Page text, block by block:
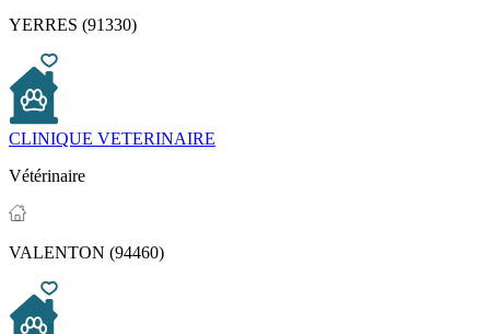
YERRES (91330)
CLINIQUE VETERINAIRE
Vétérinaire
VALENTON (94460)